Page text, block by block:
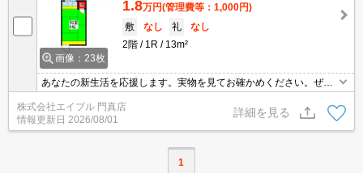
画像：23枚
1.8万円(管理費等：1,000円)
敷
なし 礼
なし
2階
1R 13m²
あなたの新生活を応援します。実物を見てお確かめください。ぜひ
お問合せください。
株式会社エイブル 門真店
情報更新日 2026/08/01
詳細を見る
1